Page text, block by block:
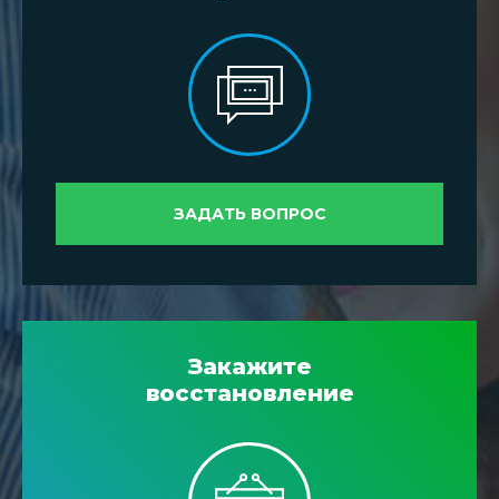
ЗАДАТЬ ВОПРОС
Закажите
восстановление